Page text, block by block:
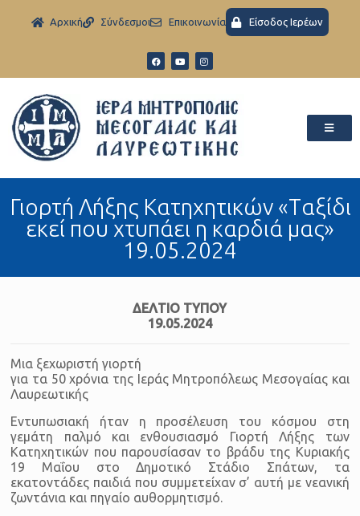
Aρχική Σύνδεσμοι Eπικοινωνία Είσοδος Ιερέων
Γιορτή Λήξης Κατηχητικών «Tαξίδι
εκεί που χτυπάει η καρδιά μας»
19.05.2024
ΔΕΛΤΙΟ ΤΥΠΟΥ
19.05.2024
Μια ξεχωριστή γιορτή
για τα 50 χρόνια της Ιεράς Μητροπόλεως Μεσογαίας και
Λαυρεωτικής
Εντυπωσιακή ήταν η προσέλευση του κόσμου στη
γεμάτη παλμό και ενθουσιασμό Γιορτή Λήξης των
Κατηχητικών που παρουσίασαν το βράδυ της Κυριακής
19 Μαΐου στο Δημοτικό Στάδιο Σπάτων, τα
εκατοντάδες παιδιά που συμμετείχαν σ’ αυτή με νεανική
ζωντάνια και πηγαίο αυθορμητισμό.